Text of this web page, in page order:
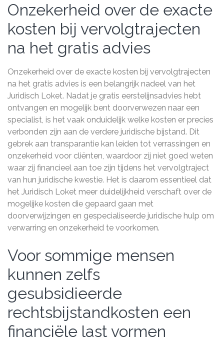
Onzekerheid over de exacte
kosten bij vervolgtrajecten
na het gratis advies
Onzekerheid over de exacte kosten bij vervolgtrajecten
na het gratis advies is een belangrijk nadeel van het
Juridisch Loket. Nadat je gratis eerstelijnsadvies hebt
ontvangen en mogelijk bent doorverwezen naar een
specialist, is het vaak onduidelijk welke kosten er precies
verbonden zijn aan de verdere juridische bijstand. Dit
gebrek aan transparantie kan leiden tot verrassingen en
onzekerheid voor cliënten, waardoor zij niet goed weten
waar zij financieel aan toe zijn tijdens het vervolgtraject
van hun juridische kwestie. Het is daarom essentieel dat
het Juridisch Loket meer duidelijkheid verschaft over de
mogelijke kosten die gepaard gaan met
doorverwijzingen en gespecialiseerde juridische hulp om
verwarring en onzekerheid te voorkomen.
Voor sommige mensen
kunnen zelfs
gesubsidieerde
rechtsbijstandkosten een
financiële last vormen